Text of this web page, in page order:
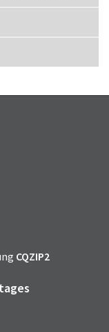
CQZIP2